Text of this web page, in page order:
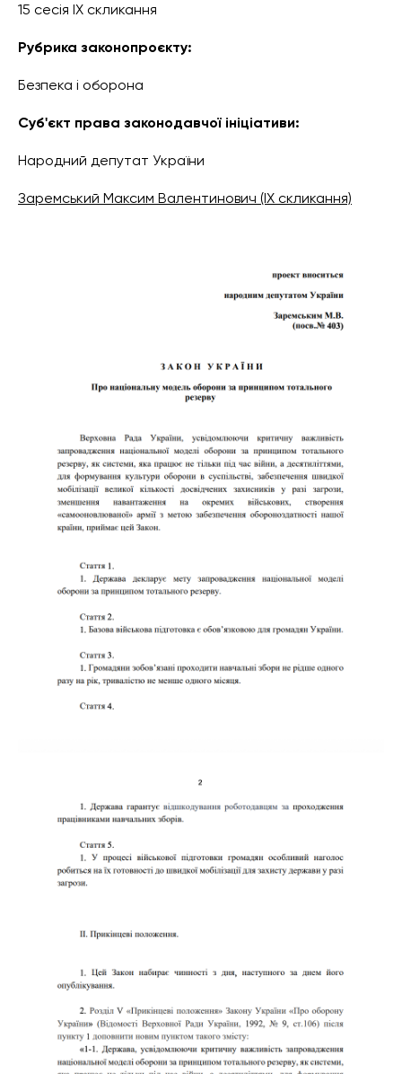
15 сесія IX скликання
Рубрика законопроєкту:
Безпека і оборона
Суб'єкт права законодавчої ініціативи:
Народний депутат України
Заремський Максим Валентинович (IX скликання)